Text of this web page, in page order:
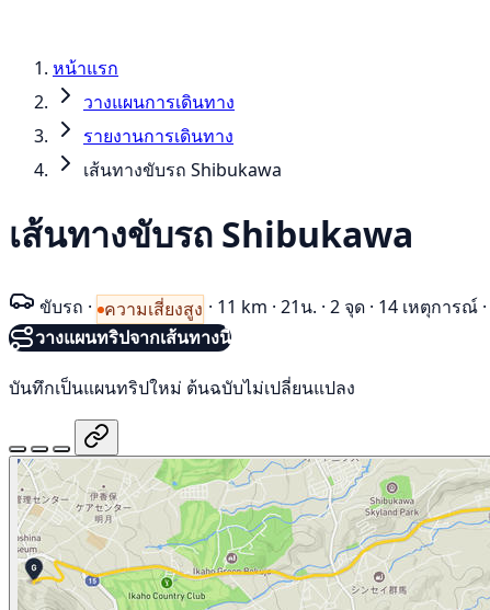
หน้าแรก
วางแผนการเดินทาง
รายงานการเดินทาง
เส้นทางขับรถ Shibukawa
เส้นทางขับรถ Shibukawa
ขับรถ · ความเสี่ยงสูง · 11 km · 21น. · 2 จุด · 14 เหตุการณ์ ·
วางแผนทริปจากเส้นทางนี้
บันทึกเป็นแผนทริปใหม่ ต้นฉบับไม่เปลี่ยนแปลง